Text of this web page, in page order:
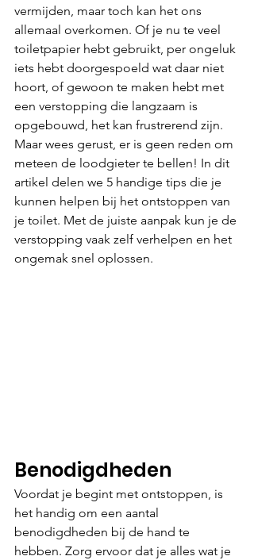
vermijden, maar toch kan het ons
allemaal overkomen. Of je nu te veel
toiletpapier hebt gebruikt, per ongeluk
iets hebt doorgespoeld wat daar niet
hoort, of gewoon te maken hebt met
een verstopping die langzaam is
opgebouwd, het kan frustrerend zijn.
Maar wees gerust, er is geen reden om
meteen de loodgieter te bellen! In dit
artikel delen we 5 handige tips die je
kunnen helpen bij het ontstoppen van
je toilet. Met de juiste aanpak kun je de
verstopping vaak zelf verhelpen en het
ongemak snel oplossen.
Benodigdheden
Voordat je begint met ontstoppen, is
het handig om een aantal
benodigdheden bij de hand te
hebben. Zorg ervoor dat je alles wat je